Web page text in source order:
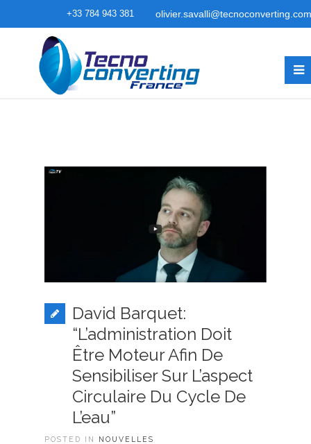
+33 784 943 381 olivier.savalli@tecnoconverting.com
David Barquet:
“L’administration Doit
Être Moteur Afin De
Sensibiliser Sur L’aspect
Circulaire Du Cycle De
L’eau”
POSTED IN NOUVELLES